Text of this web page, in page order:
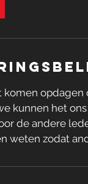
komen opdagen
kunnen het
de andere
weten zodat